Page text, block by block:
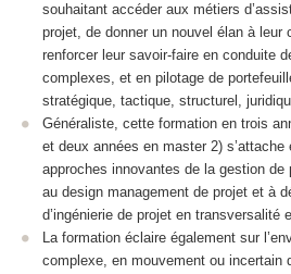
souhaitant accéder aux métiers
projet, de donner un nouvel élan à leur
renforcer leur savoir-faire en conduite
complexes, et en pilotage de
stratégique, tactique, structurel,
Généraliste, cette formation en trois
et deux années en master 2) s’attache
approches innovantes de la gestion
au design management de projet et à
d’ingénierie de projet en transversalité
La formation éclaire également sur
complexe, en mouvement ou incertain